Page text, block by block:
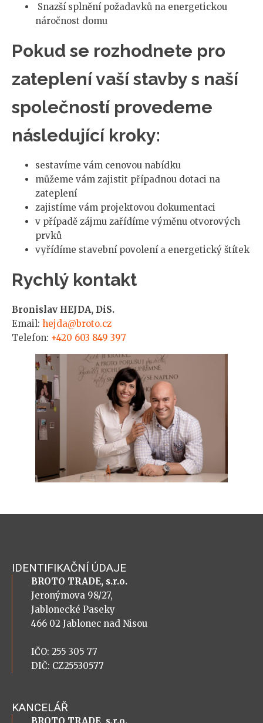
Snazší splnění požadavků na energetickou
náročnost domu
Pokud se rozhodnete pro
zateplení vaší stavby s naší
společností provedeme
následující kroky:
sestavíme vám cenovou nabídku
můžeme vám zajistit případnou dotaci na
zateplení
zajistíme vám projektovou dokumentaci
v případě zájmu zařídíme výměnu otvorových
prvků
vyřídíme stavební povolení a energetický štítek
Rychlý kontakt
Bronislav HEJDA, DiS.
Email: hejda@broto.cz
Telefon: +420 603 849 397
IDENTIFIKAČNÍ ÚDAJE
BROTO TRADE, s.r.o.
Jeronýmova 98/27,
Jablonecké Paseky
466 02 Jablonec nad Nisou
IČO: 255 305 77
DIČ: CZ25530577
KANCELÁŘ